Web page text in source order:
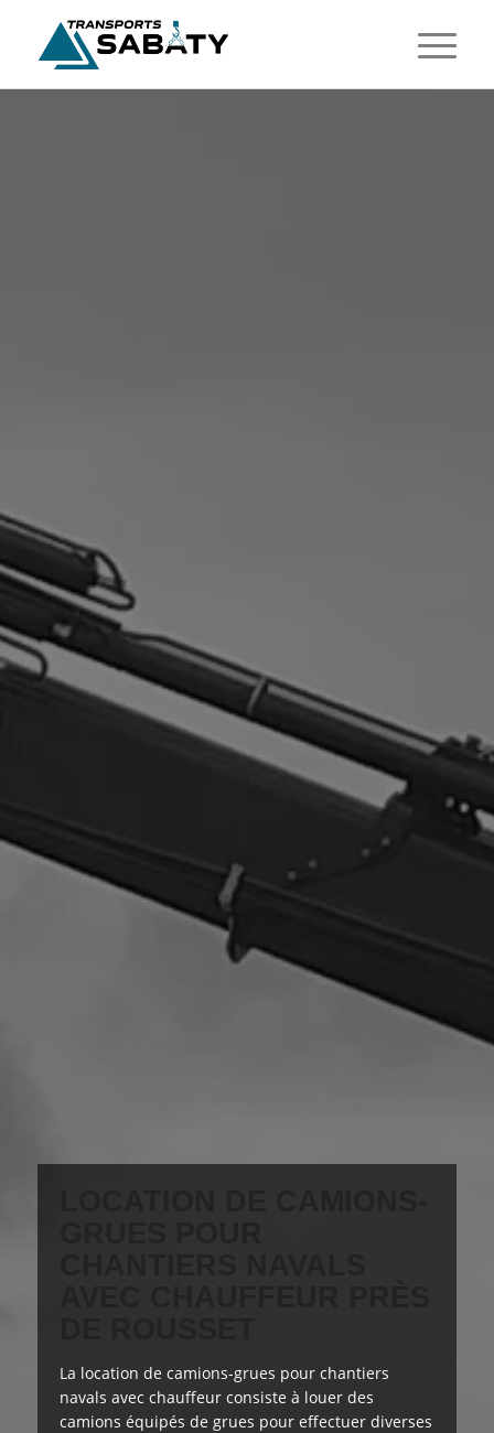
La location de camions-grues pour chantiers
navals avec chauffeur consiste à louer des
camions équipés de grues pour effectuer diverses